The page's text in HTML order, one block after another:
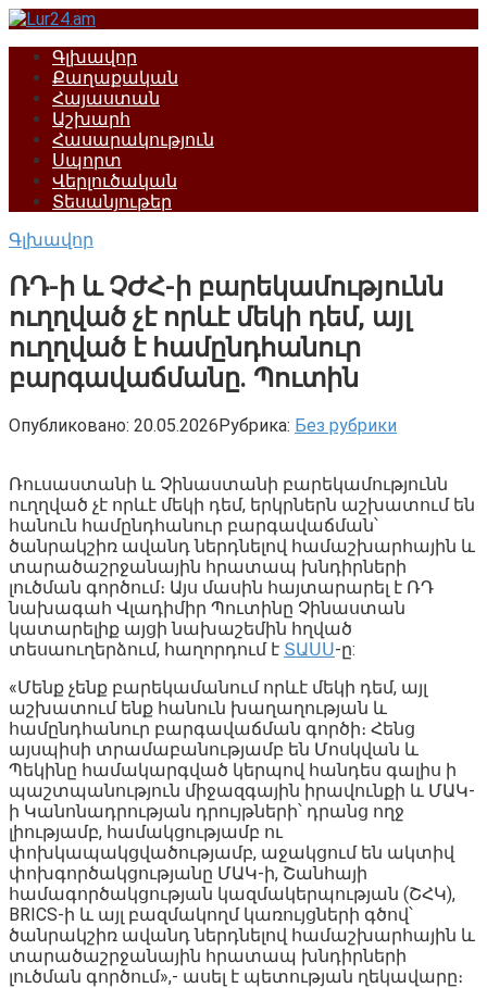
Перейти
контентуԳլխավոր
Քաղաքական
Հայաստան
Աշխարհ
Հասարակություն
Սպորտ
Վերլուծական
Տեսանյութեր
Գլխավոր
ՌԴ-ի և ՉԺՀ-ի բարեկամությունն
ուղղված չէ որևէ մեկի դեմ, այլ
ուղղված է համընդհանուր
բարգավաճմանը. Պուտին
Опубликовано: 20.05.2026Рубрика: Без рубрики
Ռուսաստանի և Չինաստանի բարեկամությունն
ուղղված չէ որևէ մեկի դեմ, երկրներն աշխատում են
հանուն համընդհանուր բարգավաճման՝
ծանրակշիռ ավանդ ներդնելով համաշխարհային և
տարածաշրջանային հրատապ խնդիրների
լուծման գործում։ Այս մասին հայտարարել է ՌԴ
նախագահ Վլադիմիր Պուտինը Չինաստան
կատարելիք այցի նախաշեմին հղված
տեսաուղերձում, հաղորդում է ՏԱՍՍ-ը:
«Մենք չենք բարեկամանում որևէ մեկի դեմ, այլ
աշխատում ենք հանուն խաղաղության և
համընդհանուր բարգավաճման գործի։ Հենց
այսպիսի տրամաբանությամբ են Մոսկվան և
Պեկինը համակարգված կերպով հանդես գալիս ի
պաշտպանություն միջազգային իրավունքի և ՄԱԿ-
ի Կանոնադրության դրույթների՝ դրանց ողջ
լիությամբ, համակցությամբ ու
փոխկապակցվածությամբ, աջակցում են ակտիվ
փոխգործակցությանը ՄԱԿ-ի, Շանհայի
համագործակցության կազմակերպության (ՇՀԿ),
BRICS-ի և այլ բազմակողմ կառույցների գծով՝
ծանրակշիռ ավանդ ներդնելով համաշխարհային և
տարածաշրջանային հրատապ խնդիրների
լուծման գործում»,- ասել է պետության ղեկավարը։